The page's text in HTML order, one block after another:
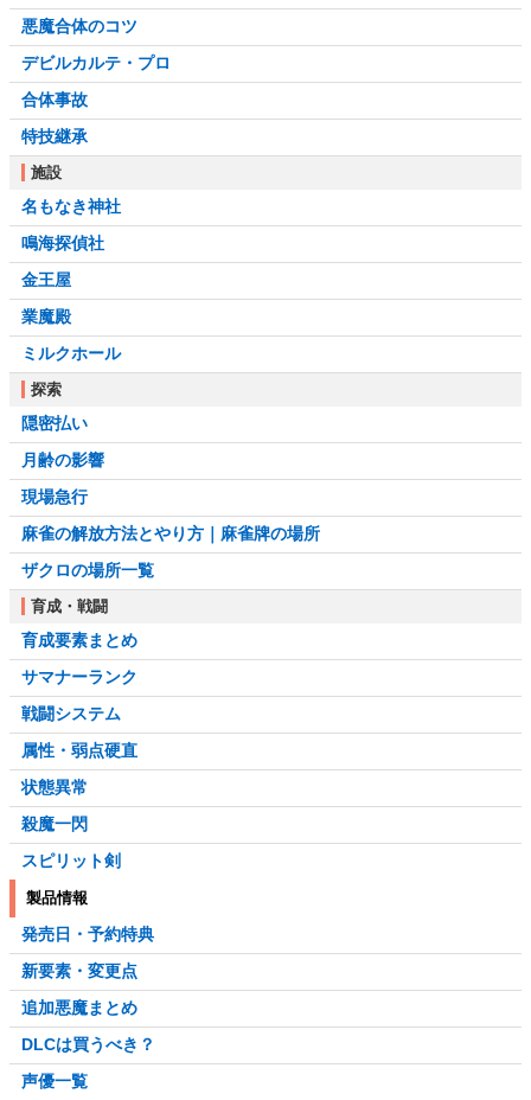
悪魔合体のコツ
デビルカルテ・プロ
合体事故
特技継承
施設
名もなき神社
鳴海探偵社
金王屋
業魔殿
ミルクホール
探索
隠密払い
月齢の影響
現場急行
麻雀の解放方法とやり方｜麻雀牌の場所
ザクロの場所一覧
育成・戦闘
育成要素まとめ
サマナーランク
戦闘システム
属性・弱点硬直
状態異常
殺魔一閃
スピリット剣
製品情報
発売日・予約特典
新要素・変更点
追加悪魔まとめ
DLCは買うべき？
声優一覧